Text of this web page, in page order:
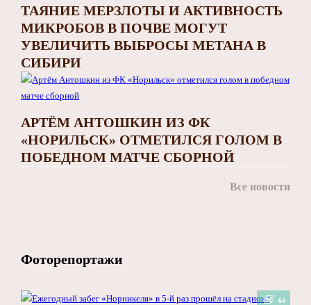
ТАЯНИЕ МЕРЗЛОТЫ И АКТИВНОСТЬ
МИКРОБОВ В ПОЧВЕ МОГУТ
УВЕЛИЧИТЬ ВЫБРОСЫ МЕТАНА В
СИБИРИ
АРТЁМ АНТОШКИН ИЗ ФК
«НОРИЛЬСК» ОТМЕТИЛСЯ ГОЛОМ В
ПОБЕДНОМ МАТЧЕ СБОРНОЙ
Все новости
Фоторепортажи
64